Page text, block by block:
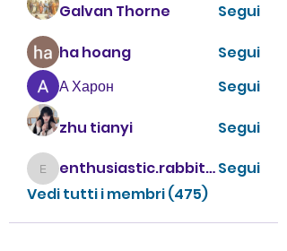
Galvan Thorne
Segui
ha hoang
Segui
А Харон
Segui
zhu tianyi
Segui
enthusiastic.rabbit.uhur enthusiastic.rabbit.uhurSegui
Vedi tutti i membri (475)